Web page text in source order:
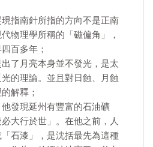
指南針所指的方向不是正南
物理學所稱的「磁偏角」，
百多年；
了月亮本身並不發光，是太
的理論。並且對日蝕、月蝕
解釋；
發現延州有豐富的石油礦
大行於世」。在他之前，人
石漆」，是沈括最先為這種